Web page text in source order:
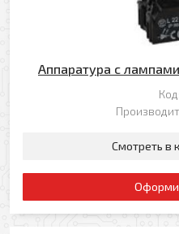
Аппаратура с
Код:
Смотреть в